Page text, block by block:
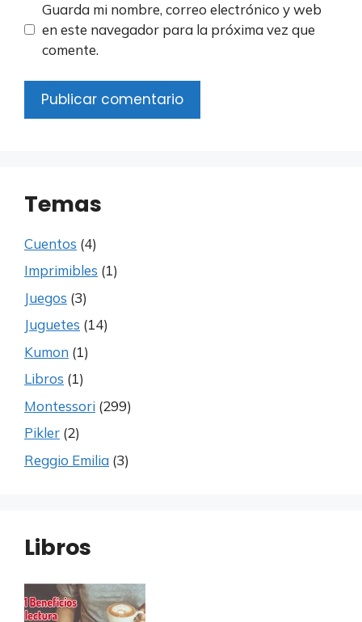
Guarda mi nombre, correo electrónico y web
en este navegador para la próxima vez que
comente.
Temas
Cuentos (4)
Imprimibles (1)
Juegos (3)
Juguetes (14)
Kumon (1)
Libros (1)
Montessori (299)
Pikler (2)
Reggio Emilia (3)
Libros